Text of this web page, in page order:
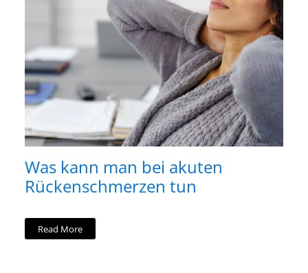
Was kann man bei akuten
Rückenschmerzen tun
Read More